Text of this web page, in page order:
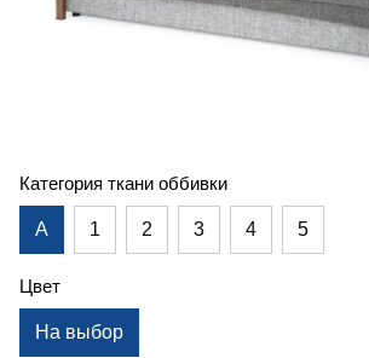
Категория ткани оббивки
А 1 2 3 4 5
Цвет
На выбор